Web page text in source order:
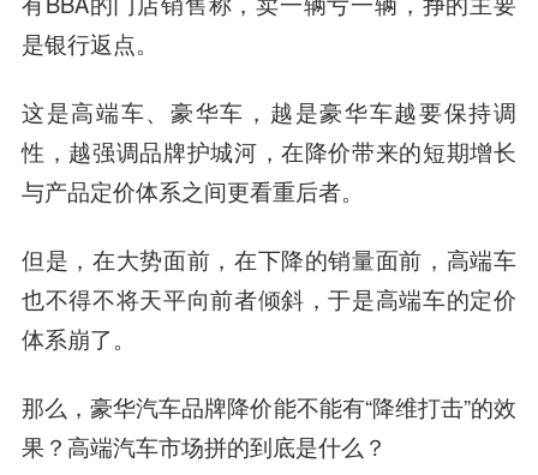
是银行返点。
这是高端车、豪华车，越是豪华车越要保持调
性，越强调品牌护城河，在降价带来的短期增长
与产品定价体系之间更看重后者。
但是，在大势面前，在下降的销量面前，高端车
也不得不将天平向前者倾斜，于是高端车的定价
体系崩了。
那么，豪华汽车品牌降价能不能有“降维打击”的效
果？高端汽车市场拼的到底是什么？